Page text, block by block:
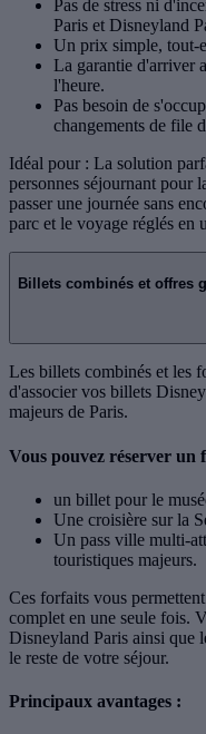
Pas de stress ni
Paris et Disneyland
Un prix simple, tout-
La garantie d'arriver
l'heure.
Pas besoin de
changements de file
Idéal pour : La solution
personnes séjournant pour
passer une journée sans
parc et le voyage réglés en
Billets combinés et offres
Les billets combinés et les
d'associer vos billets
majeurs de Paris.
Vous pouvez réserver
un billet pour le
Une croisière sur la
Un pass ville multi-
touristiques majeurs.
Ces forfaits vous
complet en une seule fois.
Disneyland Paris ainsi que
le reste de votre séjour.
Principaux avantages :